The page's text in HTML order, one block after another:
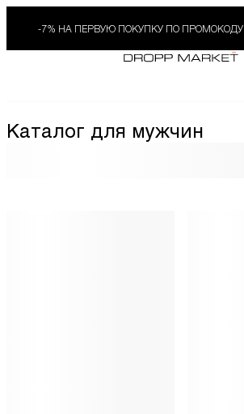
-7% НА ПЕРВУЮ ПОКУПКУ ПО ПРОМОКОДУ
Каталог для мужчин